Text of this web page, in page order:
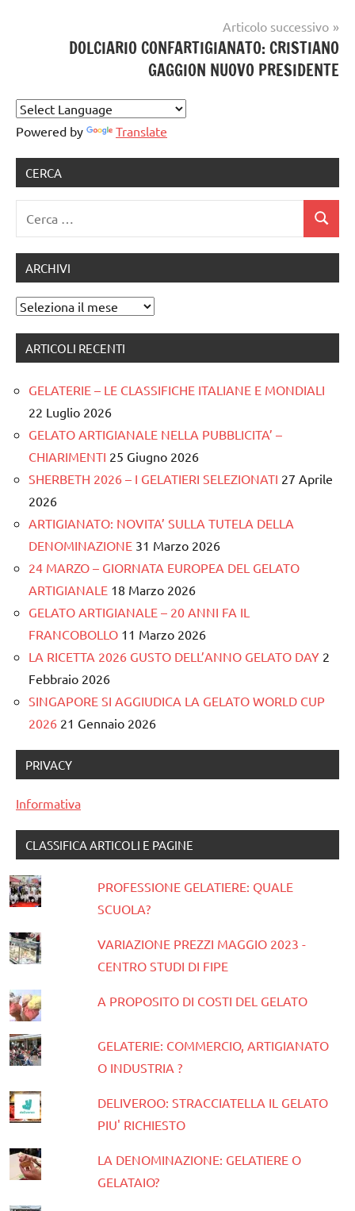
Articolo successivo
DOLCIARIO CONFARTIGIANATO: CRISTIANO
GAGGION NUOVO PRESIDENTE
Powered by Translate
CERCA
Cerca
ARCHIVI
Archivi
ARTICOLI RECENTI
GELATERIE – LE CLASSIFICHE ITALIANE E MONDIALI
22 Luglio 2026
GELATO ARTIGIANALE NELLA PUBBLICITA’ –
CHIARIMENTI 25 Giugno 2026
SHERBETH 2026 – I GELATIERI SELEZIONATI 27 Aprile
2026
ARTIGIANATO: NOVITA’ SULLA TUTELA DELLA
DENOMINAZIONE 31 Marzo 2026
24 MARZO – GIORNATA EUROPEA DEL GELATO
ARTIGIANALE 18 Marzo 2026
GELATO ARTIGIANALE – 20 ANNI FA IL
FRANCOBOLLO 11 Marzo 2026
LA RICETTA 2026 GUSTO DELL’ANNO GELATO DAY 2
Febbraio 2026
SINGAPORE SI AGGIUDICA LA GELATO WORLD CUP
2026 21 Gennaio 2026
PRIVACY
Informativa
CLASSIFICA ARTICOLI E PAGINE
PROFESSIONE GELATIERE: QUALE
SCUOLA?
VARIAZIONE PREZZI MAGGIO 2023 -
CENTRO STUDI DI FIPE
A PROPOSITO DI COSTI DEL GELATO
GELATERIE: COMMERCIO, ARTIGIANATO
O INDUSTRIA ?
DELIVEROO: STRACCIATELLA IL GELATO
PIU' RICHIESTO
LA DENOMINAZIONE: GELATIERE O
GELATAIO?